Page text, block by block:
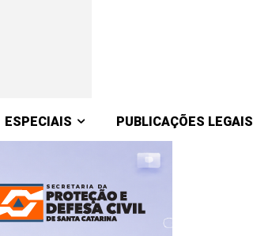
ESPECIAIS PUBLICAÇÕES LEGAIS